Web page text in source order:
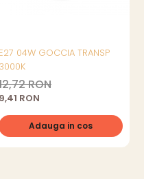
E27 04W GOCCIA TRANSP
3000K
RON
9,41 RON
Adauga in cos